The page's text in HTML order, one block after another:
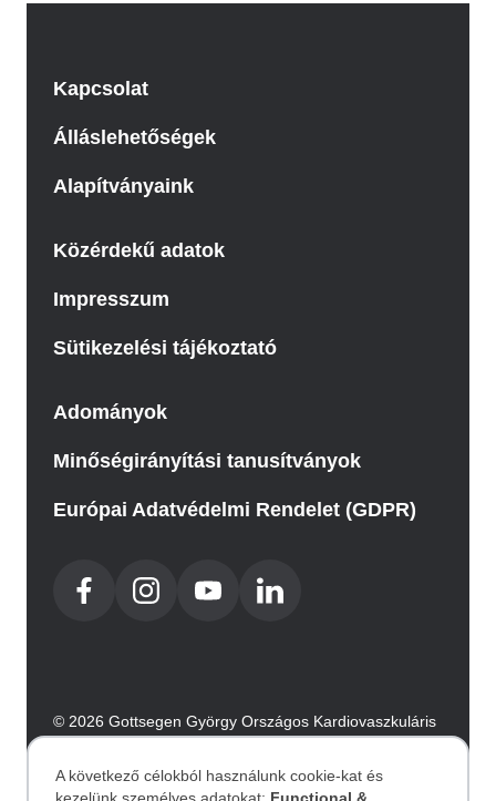
Kapcsolat
Álláslehetőségek
Alapítványaink
Közérdekű adatok
Impresszum
Sütikezelési tájékoztató
Adományok
Minőségirányítási tanusítványok
Európai Adatvédelmi Rendelet (GDPR)
© 2026 Gottsegen György Országos Kardiovaszkuláris
Intézet. Minden jog fenntartva.
A következő célokból használunk cookie-kat és